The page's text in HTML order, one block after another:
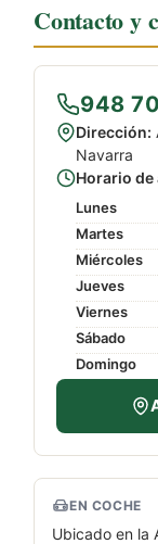
Contacto y
948
Dirección:
Navarra
Horario de
Lunes
Martes
Miércoles
Jueves
Viernes
Sábado
Domingo
EN COCHE
Ubicado en la